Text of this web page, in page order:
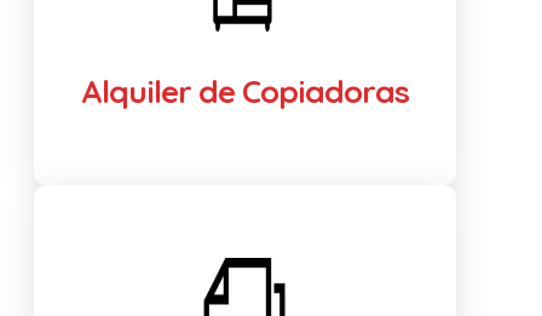
Alquiler de Copiadoras